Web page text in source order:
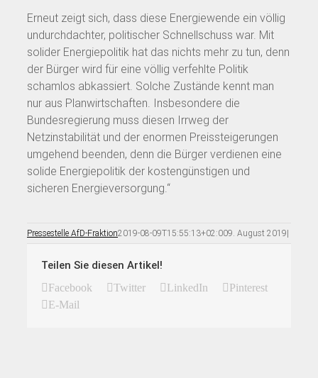
Erneut zeigt sich, dass diese Energiewende ein völlig
undurchdachter, politischer Schnellschuss war. Mit
solider Energiepolitik hat das nichts mehr zu tun, denn
der Bürger wird für eine völlig verfehlte Politik
schamlos abkassiert. Solche Zustände kennt man
nur aus Planwirtschaften. Insbesondere die
Bundesregierung muss diesen Irrweg der
Netzinstabilität und der enormen Preissteigerungen
umgehend beenden, denn die Bürger verdienen eine
solide Energiepolitik der kostengünstigen und
sicheren Energieversorgung.“
Pressestelle AfD-Fraktion2019-08-09T15:55:13+02:009. August 2019|
Teilen Sie diesen Artikel!
Facebook Twitter LinkedIn
Pinterest
E-Mail